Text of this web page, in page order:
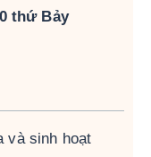
thứ Bảy
và sinh hoạt